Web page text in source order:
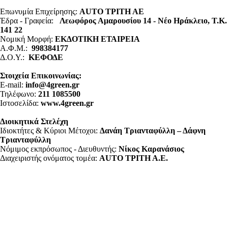
Επωνυμία Επιχείρησης: AUTO ΤΡΙΤΗ ΑΕ
Έδρα - Γραφεία: Λεωφόρος Αμαρουσίου 14 - Νέο Ηράκλειο, Τ.Κ.
141 22
Νομική Μορφή: ΕΚΔΟΤΙΚΗ ΕΤΑΙΡΕΙΑ
Α.Φ.Μ.: 998384177
Δ.Ο.Υ.: ΚΕΦΟΔΕ
Στοιχεία Επικοινωνίας:
E-mail: info@4green.gr
Τηλέφωνο: 211 1085500
Ιστοσελίδα: www.4green.gr
Διοικητικά Στελέχη
Ιδιοκτήτες & Κύριοι Μέτοχοι: Δανάη Τριανταφύλλη – Δάφνη
Τριανταφύλλη
Νόμιμος εκπρόσωπος - Διευθυντής: Νίκος Καρανάσιος
Διαχειριστής ονόματος τομέα: ΑUTO ΤΡΙΤΗ Α.Ε.